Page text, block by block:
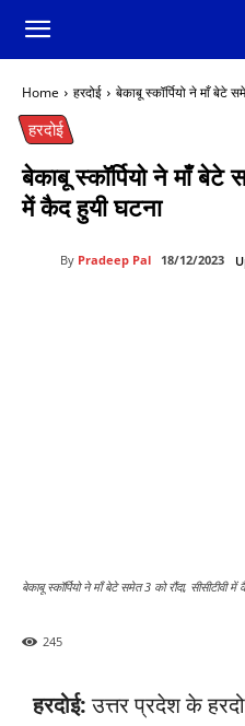
Home हरदोई बेकाबू स्कॉर्पियो ने माँ बेटे
हरदोई
बेकाबू स्कॉर्पियो ने माँ बेटे
में कैद हुयी घटना
By Pradeep Pal 18/12/2023
बेकाबू स्कॉर्पियो ने माँ बेटे समेत 3 को रौंदा, सीसीटीवी में
245
हरदोई:उत्तर प्रदेश के